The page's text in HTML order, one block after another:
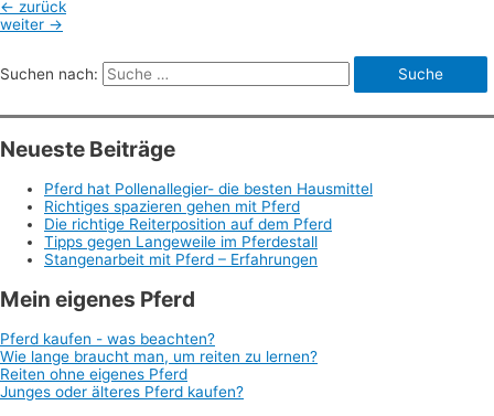
← zurück
weiter →
Suchen nach:
Neueste Beiträge
Pferd hat Pollenallegier- die besten Hausmittel
Richtiges spazieren gehen mit Pferd
Die richtige Reiterposition auf dem Pferd
Tipps gegen Langeweile im Pferdestall
Stangenarbeit mit Pferd – Erfahrungen
Mein eigenes Pferd
Pferd kaufen - was beachten?
Wie lange braucht man, um reiten zu lernen?
Reiten ohne eigenes Pferd
Junges oder älteres Pferd kaufen?